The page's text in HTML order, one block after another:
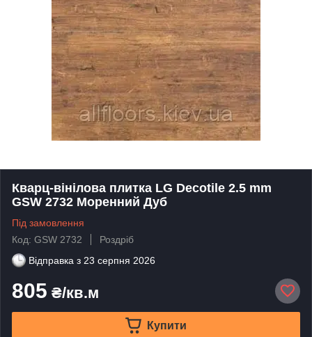
Кварц-вінілова плитка LG Decotile 2.5 mm
GSW 2732 Моренний Дуб
Під замовлення
Код: GSW 2732
Роздріб
Відправка з 23 серпня 2026
805 ₴/кв.м
Купити